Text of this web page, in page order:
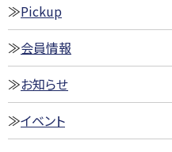
Pickup
会員情報
お知らせ
イベント